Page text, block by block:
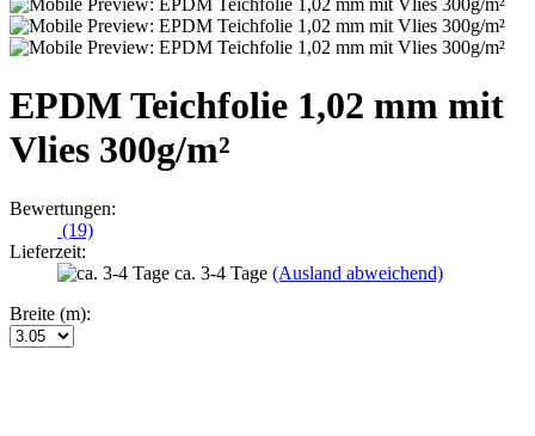
EPDM Teichfolie 1,02 mm mit
Vlies 300g/m²
Bewertungen:
(19)
Lieferzeit:
ca. 3-4 Tage (Ausland abweichend)
Breite (m):